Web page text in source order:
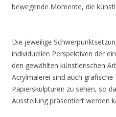
bewegende Momente, die
Die jeweilige
individuellen Perspektiven der
den gewählten künstlerischen
Acrylmalerei sind auch grafische
Papierskulpturen zu sehen, so
Ausstellung präsentiert werden